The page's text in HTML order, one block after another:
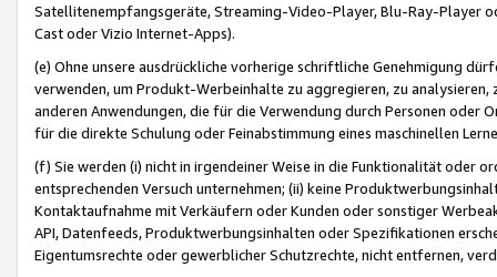
Satellitenempfangsgeräte, Streaming-Video-Player, Blu-Ray-Player
Cast oder Vizio Internet-Apps).
(e) Ohne unsere ausdrückliche vorherige schriftliche Genehmigung
verwenden, um Produkt-Werbeinhalte zu aggregieren, zu
anderen Anwendungen, die für die Verwendung durch Personen
für die direkte Schulung oder Feinabstimmung eines maschinellen
(f) Sie werden (i) nicht in irgendeiner Weise in die Funktionalität oder
entsprechenden Versuch unternehmen; (ii) keine
Kontaktaufnahme mit Verkäufern oder Kunden oder sonstiger
API, Datenfeeds, Produktwerbungsinhalten oder Spezifikationen
Eigentumsrechte oder gewerblicher Schutzrechte, nicht entfernen,